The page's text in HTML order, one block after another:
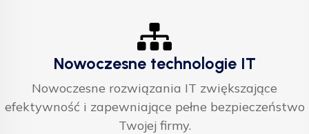
Nowoczesne technologie IT
Nowoczesne rozwiązania IT zwiększające
efektywność i zapewniające pełne bezpieczeństwo
Twojej firmy.